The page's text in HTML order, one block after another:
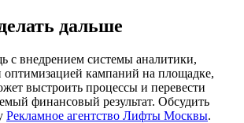
дальше
с внедрением системы аналитики,
оптимизацией кампаний на площадке,
выстроить процессы и перевести
финансовый результат. Обсудить
Рекламное агентство Лифты Москвы.